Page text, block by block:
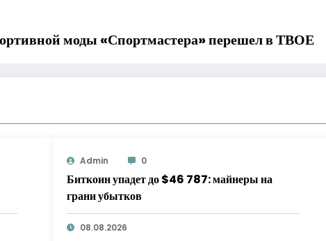
моды «Спортмастера» перешел в ТВОЕ
Admin 0
Биткоин упадет до $46 787: майнеры на
грани убытков
08.08.2026